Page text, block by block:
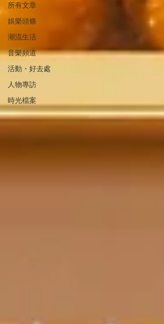
所有文章
娛樂頭條
潮流生活
音樂頻道
活動・好去處
人物專訪
時光檔案